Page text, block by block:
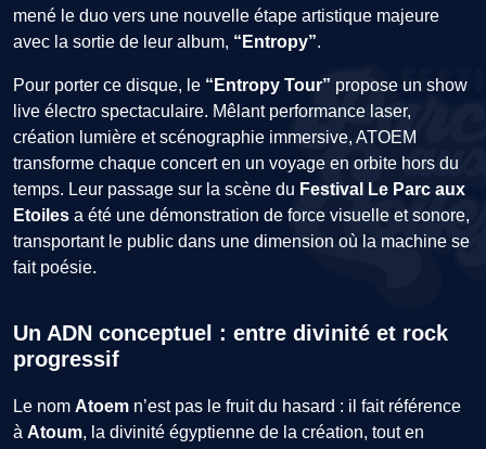
mené le duo vers une nouvelle étape artistique majeure
avec la sortie de leur album, “Entropy”.
Pour porter ce disque, le “Entropy Tour” propose un show
live électro spectaculaire. Mêlant performance laser,
création lumière et scénographie immersive, ATOEM
transforme chaque concert en un voyage en orbite hors du
temps. Leur passage sur la scène du Festival Le Parc aux
Etoiles a été une démonstration de force visuelle et sonore,
transportant le public dans une dimension où la machine se
fait poésie.
Un ADN conceptuel : entre divinité et rock
progressif
Le nom Atoem n’est pas le fruit du hasard : il fait référence
à Atoum, la divinité égyptienne de la création, tout en